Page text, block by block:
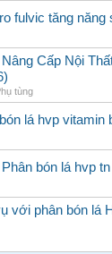
fulvic tăng năng
Cấp Nội
tùng
lá hvp vitamin
bón lá hvp
với phân bón lá